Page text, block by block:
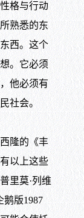
格与行动
熟悉的东
西。这个
。它必须
他必须有
社会。
隆的《丰
以上这些
里莫·列维
鹅版1987